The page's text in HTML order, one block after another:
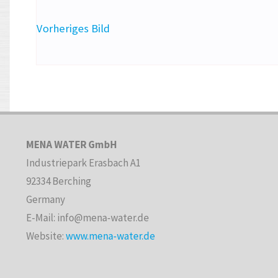
Vorheriges Bild
MENA WATER GmbH
Industriepark Erasbach A1
92334 Berching
Germany
E-Mail: info@mena-water.de
Website:www.mena-water.de